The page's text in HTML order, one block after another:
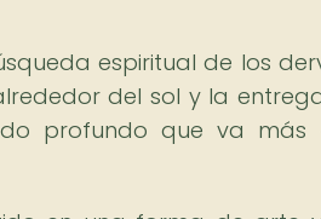
espiritual de los
del sol y la
profundo que va